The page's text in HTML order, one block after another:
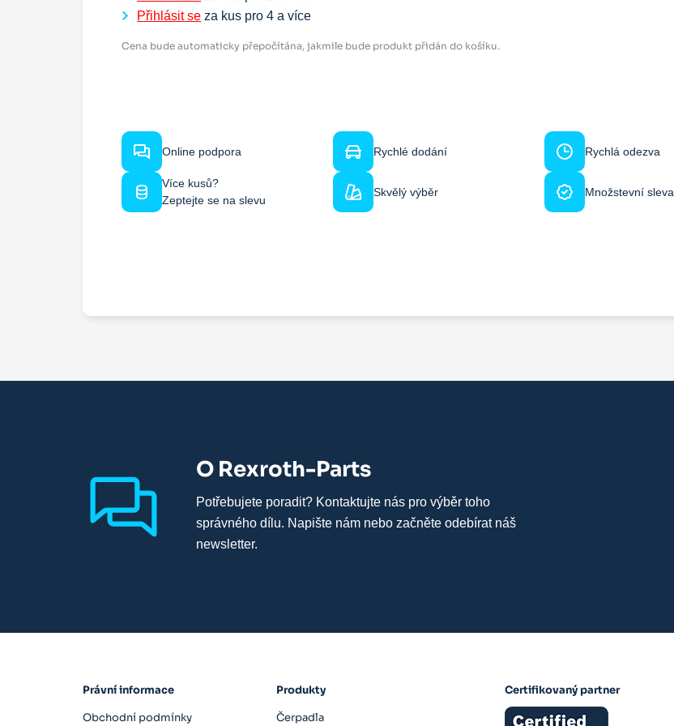
Přihlásit se za kus pro4 a více
Cena bude automaticky přepočítána, jakmile bude produkt přidán do košíku.
Online podpora Rychlé dodání Rychlá odezva
Více kusů?
Zeptejte se na slevu
Skvělý výběr Množstevní sleva
O Rexroth-Parts
Potřebujete poradit? Kontaktujte nás pro výběr toho
správného dílu. Napište nám nebo začněte odebírat náš
newsletter.
Právní informace
Obchodní podmínky
Produkty
Čerpadla
Certifikovaný partner